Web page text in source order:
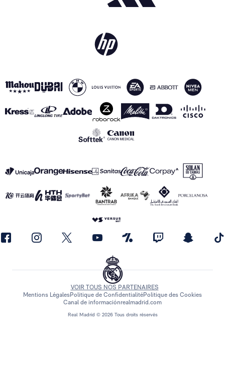
Real Madrid © 2026 Tous droits réservés
VOIR TOUS NOS PARTENAIRES
Mentions LégalesPolitique de ConfidentialitéPolitique des Cookies
Canal de informaciónrealmadrid.com